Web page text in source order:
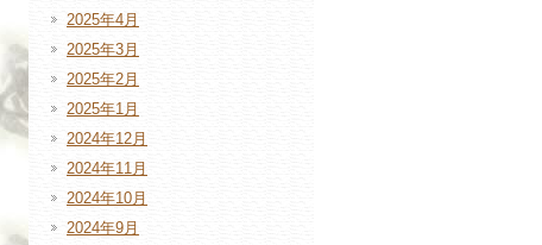
2025年4月
2025年3月
2025年2月
2025年1月
2024年12月
2024年11月
2024年10月
2024年9月